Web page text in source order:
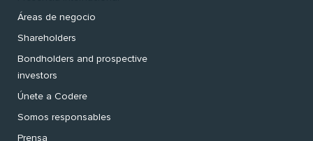
Áreas de negocio
Shareholders
Bondholders and prospective
investors
Únete a Codere
Somos responsables
Prensa